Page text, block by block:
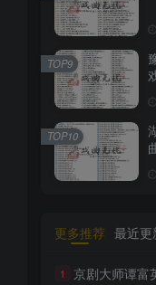
TOP9
TOP10
更多推荐 最近更
1 京剧大师谭富